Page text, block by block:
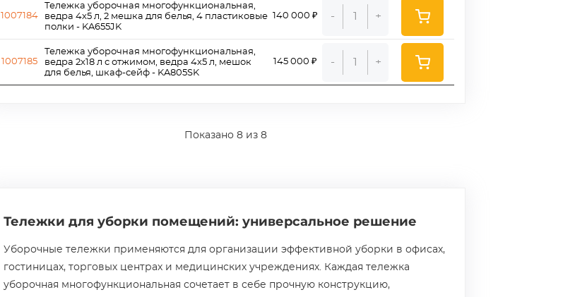
1007184
1007185
Тележка уборочная многофункциональная,
ведра 4х5 л, 2 мешка для белья, 4 пластиковые
полки - KA655JK
Тележка уборочная многофункциональная,
ведра 2х18 л с отжимом, ведра 4х5 л, мешок
для белья, шкаф-сейф - KA805SK
140 000 ₽
145 000 ₽
- +
- +
Показано 8из 8
Тележки для уборки помещений: универсальное решение
Уборочные тележки применяются для организации эффективной уборки в офисах,
гостиницах, торговых центрах и медицинских учреждениях. Каждая тележка
уборочная многофункциональная сочетает в себе прочную конструкцию,